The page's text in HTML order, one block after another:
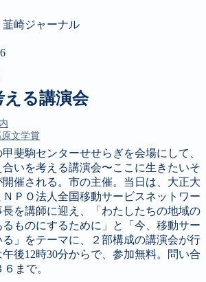
崎ジャーナル
文学賞
る講演会
斐駒センターせせらぎを会場にして、
合いを考える講演会〜ここに生きたいそ
催される。市の主催。当日は、大正大
ＰＯ法人全国移動サービスネットワー
を講師に迎え、「わたしたちの地域の
ものにするために」と「今、移動サー
る」をテーマに、２部構成の講演会が行
後12時30分からで、参加無料。問い合
まで。